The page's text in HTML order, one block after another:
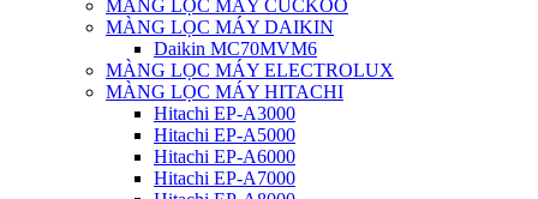
MÀNG LỌC MÁY CUCKOO
MÀNG LỌC MÁY DAIKIN
Daikin MC70MVM6
MÀNG LỌC MÁY ELECTROLUX
MÀNG LỌC MÁY HITACHI
Hitachi EP-A3000
Hitachi EP-A5000
Hitachi EP-A6000
Hitachi EP-A7000